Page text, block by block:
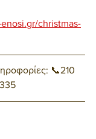
christmas-
📞210